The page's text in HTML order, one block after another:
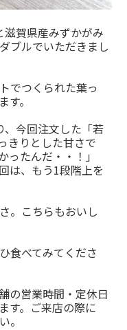
賀県産みずかがみ
ブルでいただきまし
でつくられた葉っ
。
、今回注文した「若
きりとした甘さで
ったんだ・・！」
は、もう1段階上を
。こちらもおいし
食べてみてくださ
の営業時間・定休日
す。ご来店の際に
。